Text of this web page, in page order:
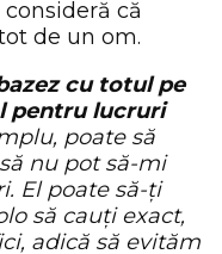
consideră că
de un om.
cu totul pe
pentru lucruri
poate să
nu pot să-mi
El poate să-ți
să cauți exact,
adică să evităm